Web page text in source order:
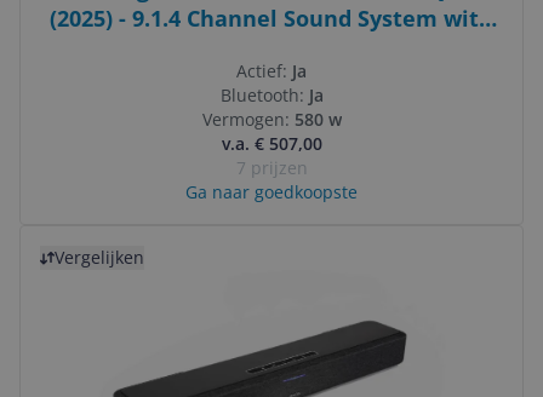
(2025) - 9.1.4 Channel Sound System with
Actief: Ja
Bluetooth: Ja
Vermogen: 580 w
v.a. € 507,00
7 prijzen
Ga naar goedkoopste
Vergelijken